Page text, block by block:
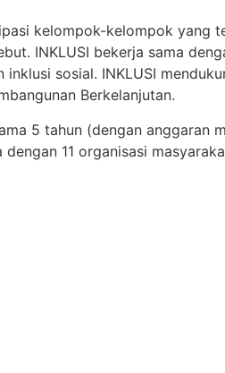
kelompok-kelompok yang
INKLUSI bekerja sama
sosial. INKLUSI
Berkelanjutan.​
5 tahun (dengan anggaran
11 organisasi